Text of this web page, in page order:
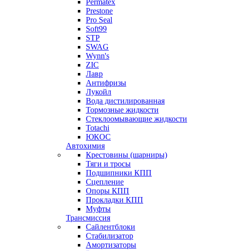
Permatex
Prestone
Pro Seal
Soft99
STP
SWAG
Wynn's
ZIC
Лавр
Антифризы
Лукойл
Вода дистилированная
Тормозные жидкости
Стеклоомывающие жидкости
Totachi
ЮКОС
Автохимия
Крестовины (шарниры)
Тяги и тросы
Подшипники КПП
Сцепление
Опоры КПП
Прокладки КПП
Муфты
Трансмиссия
Сайлентблоки
Стабилизатор
Амортизаторы